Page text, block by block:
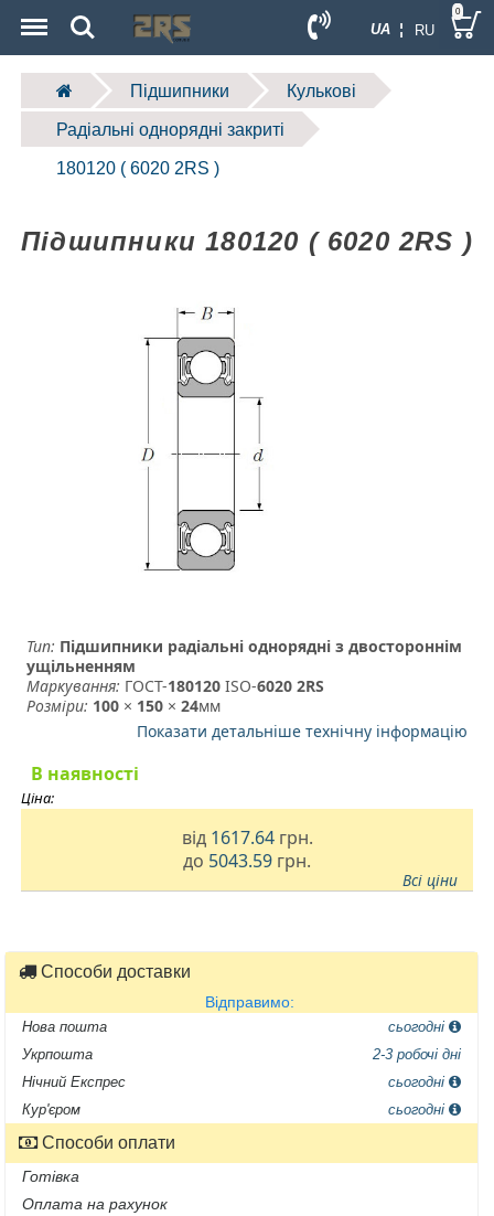
UA ¦ RU
Search 0
Підшипники Кулькові
Радіальні однорядні закриті
180120 ( 6020 2RS )
Підшипники 180120 ( 6020 2RS )
Тип: Підшипники радіальні однорядні з двостороннім
ущільненням
Маркування: ГОСТ-180120 ­ ISO-6020 2RS
Розміри: 100 × 150 ×24мм
Показати детальніше технічну інформацію
В наявності
Ціна:
від 1617.64 грн.
до 5043.59 грн.
Всі ціни
Способи доставки
Відправимо:
Нова пошта
сьогодні
Укрпошта
2-3 робочі дні
Нічний Експрес
сьогодні
Кур'єром
сьогодні
Способи оплати
Готівка
Оплата на рахунок